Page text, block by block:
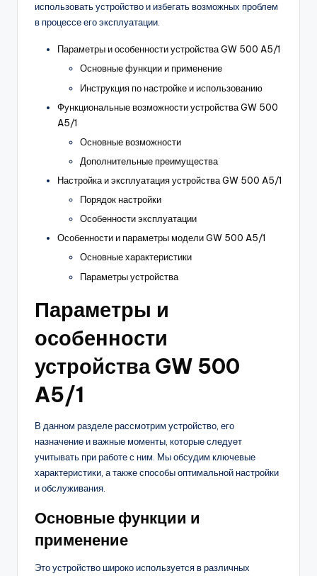
использовать устройство и избегать возможных проблем
в процессе его эксплуатации.
Параметры и особенности устройства GW 500 A5/1
Основные функции и применение
Инструкция по настройке и использованию
Функциональные возможности устройства GW 500
A5/1
Основные возможности
Дополнительные преимущества
Настройка и эксплуатация устройства GW 500 A5/1
Порядок настройки
Особенности эксплуатации
Особенности и параметры модели GW 500 A5/1
Основные характеристики
Параметры устройства
Параметры и
особенности
устройства GW 500
A5/1
В данном разделе рассмотрим устройство, его
назначение и важные моменты, которые следует
учитывать при работе с ним. Мы обсудим ключевые
характеристики, а также способы оптимальной настройки
и обслуживания.
Основные функции и
применение
Это устройство широко используется в различных